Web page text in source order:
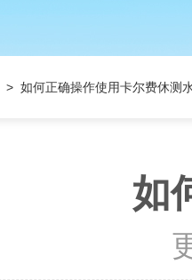
> 如何正确操作使用卡尔费休测
如